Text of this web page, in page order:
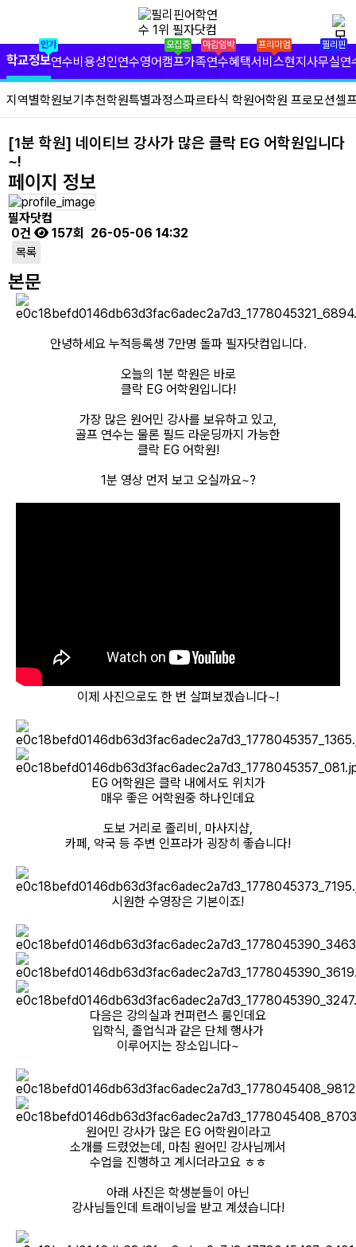
✕
필리핀 학원 정보
필리핀 연수 비용
유형별 필리핀 연수
필자닷컴 프리미엄 서비스
필자닷컴 현지 사무실
필자닷컴 이벤트
필리핀 출국준비
필리핀 조기유학
필리핀 연계연수
인기
학교정보연수비용성인연수
모집중
영어캠프
마감임박
가족연수
프리미엄
혜택서비스
필리핀
현지사무실연
지역별학원보기추천학원특별과정스파르타식 학원어학원 프로모션셀
[1분 학원] 네이티브 강사가 많은 클락 EG 어학원입니다
~!
페이지 정보
필자닷컴
0건
157회 26-05-06 14:32
목록
본문
안녕하세요 누적등록생 7만명 돌파 필자닷컴입니다.
오늘의 1분 학원은 바로
클락 EG 어학원입니다!
가장 많은 원어민 강사를 보유하고 있고,
골프 연수는 물론 필드 라운딩까지 가능한
클락 EG 어학원!
1분 영상 먼저 보고 오실까요~?
이제 사진으로도 한 번 살펴보겠습니다~!
EG 어학원은 클락 내에서도 위치가
매우 좋은 어학원중 하나인데요
도보 거리로 졸리비, 마사지샵,
카페, 약국 등 주변 인프라가 굉장히 좋습니다!
시원한 수영장은 기본이죠!
다음은 강의실과 컨퍼런스 룸인데요
입학식, 졸업식과 같은 단체 행사가
이루어지는 장소입니다~
원어민 강사가 많은 EG 어학원이라고
소개를 드렸었는데, 마침 원어민 강사님께서
수업을 진행하고 계시더라고요 ㅎㅎ
아래 사진은 학생분들이 아닌
강사님들인데 트래이닝을 받고 계셨습니다!